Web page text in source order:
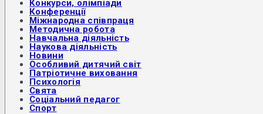
Конкурси, олімпіади
Конференції
Міжнародна співпраця
Методична робота
Навчальна діяльність
Наукова діяльність
Новини
Особливий дитячий світ
Патріотичне виховання
Психологія
Свята
Соціальний педагог
Спорт